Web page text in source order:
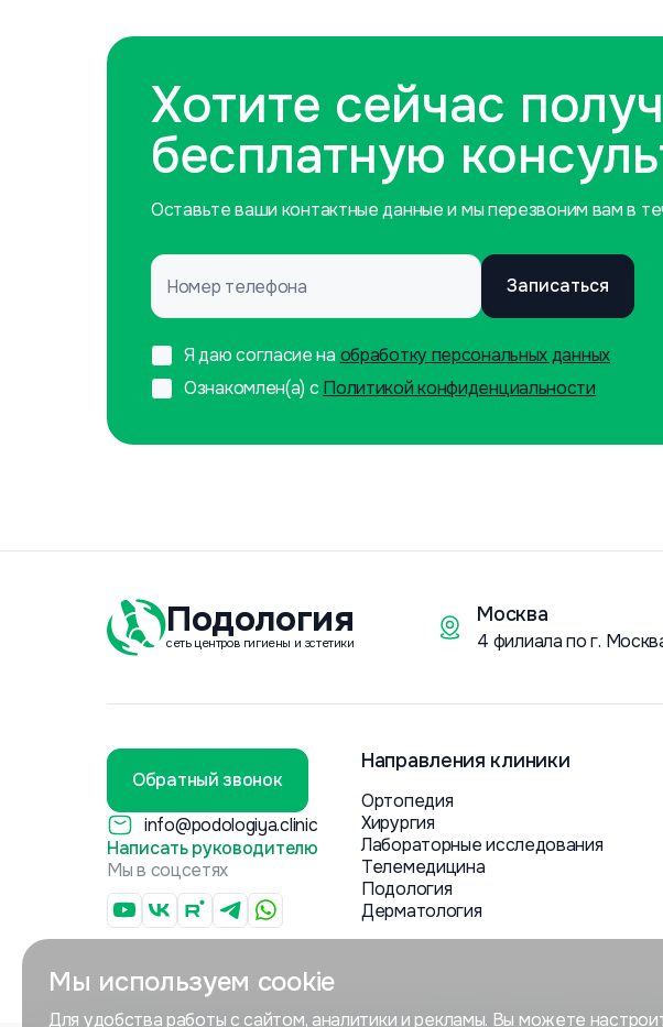
Хотите сейчас
бесплатную
Оставьте ваши контактные данные и мы перезвоним вам в
Номер телефона Записаться
Я даю согласие на обработку персональных данных
Ознакомлен(а) с Политикой конфиденциальности
Подология
сеть центров гигиены и эстетики
Москва
4 филиала по г.
Обратный звонок
info@podologiya.clinic
Написать руководителю
Мы в соцсетях
Направления клиники
Ортопедия
Хирургия
Лабораторные исследования
Телемедицина
Подология
Дерматология
Мы используем cookie
Для удобства работы с сайтом, аналитики и рекламы. Вы можете